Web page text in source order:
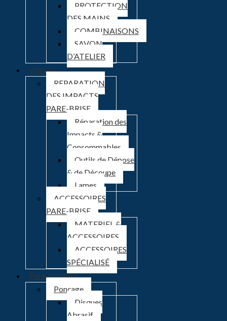
PROTECTION
DES MAINS
COMBINAISONS
SAVON
D’ATELIER
Vitrage
REPARATION
DES IMPACTS
PARE-BRISE
Réparation des
Impacts &
Consommables
Outils de Dépose
& de Découpe
Lames
ACCESSOIRES
PARE-BRISE
MATERIEL &
ACCESSOIRES
ACCESSOIRES
SPÉCIALISÉ
Para-peinture
Ponçage
Disques
Abrasif